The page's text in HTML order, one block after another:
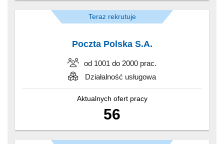
Teraz rekrutuje
Poczta Polska S.A.
od 1001 do 2000 prac.
Działalność usługowa
Aktualnych ofert pracy
56